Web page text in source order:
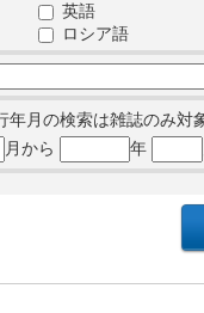
英語
ロシア語
年月の検索は雑誌のみ対
月から 年